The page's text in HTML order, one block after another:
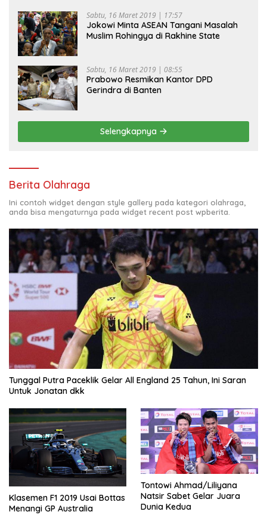
Sabtu, 16 Maret 2019 | 17:57
Jokowi Minta ASEAN Tangani Masalah
Muslim Rohingya di Rakhine State
Sabtu, 16 Maret 2019 | 08:55
Prabowo Resmikan Kantor DPD
Gerindra di Banten
Selengkapnya
Berita Olahraga
Ini contoh widget dengan style gallery pada kategori olahraga,
anda bisa mengaturnya pada widget recent post wpberita.
Tunggal Putra Paceklik Gelar All England 25 Tahun, Ini Saran
Untuk Jonatan dkk
Klasemen F1 2019 Usai Bottas
Menangi GP Australia
Tontowi Ahmad/Liliyana
Natsir Sabet Gelar Juara
Dunia Kedua